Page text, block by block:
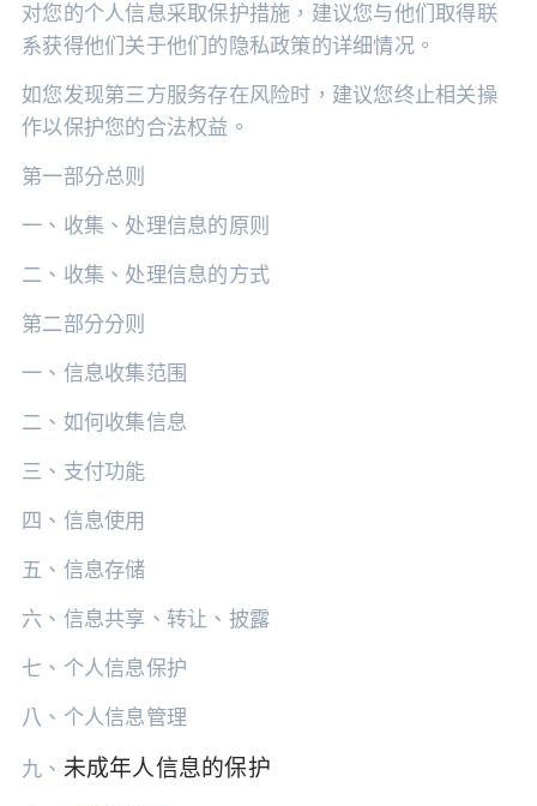
对您的个人信息采取保护措施，建议您与他们取得联
系获得他们关于他们的隐私政策的详细情况。
如您发现第三方服务存在风险时，建议您终止相关操
作以保护您的合法权益。
第一部分总则
一、收集、处理信息的原则
二、收集、处理信息的方式
第二部分分则
一、信息收集范围
二、如何收集信息
三、支付功能
四、信息使用
五、信息存储
六、信息共享、转让、披露
七、个人信息保护
八、个人信息管理
九、 未成年人信息的保护